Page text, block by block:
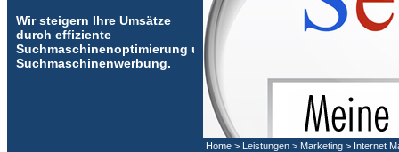
Home > Leistungen > Marketing > Internet
Wir steigern Ihre Umsätze
durch effiziente
Suchmaschinenoptimierung und
Suchmaschinenwerbung.